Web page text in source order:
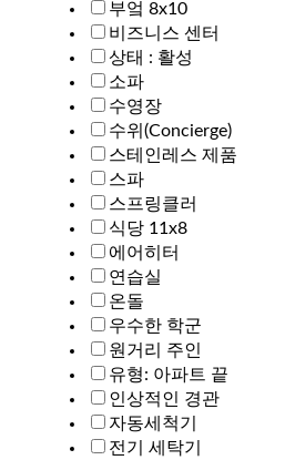
부엌 8x10
비즈니스 센터
상태 : 활성
소파
수영장
수위(Concierge)
스테인레스 제품
스파
스프링클러
식당 11x8
에어히터
연습실
온돌
우수한 학군
원거리 주인
유형: 아파트 끝
인상적인 경관
자동세척기
전기 세탁기